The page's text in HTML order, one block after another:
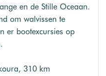
en de Stille Oceaan.
om walvissen te
er bootexcursies op
310 km